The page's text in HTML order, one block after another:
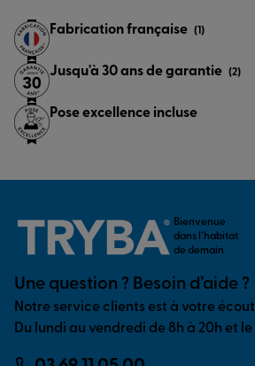
Fabrication française (1)
Jusqu'à 30 ans de garantie (2)
Pose excellence incluse
Bienvenue
dans l’habitat
de demain
Une question ? Besoin d’aide ?
Notre service clients est à votre
Du lundi au vendredi de 8h à 20h et le